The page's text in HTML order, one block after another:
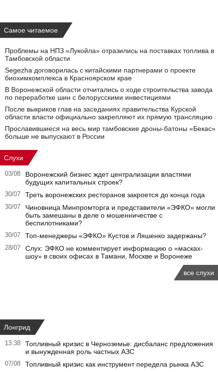
Самое читаемое
Проблемы на НПЗ «Лукойла» отразились на поставках топлива в
Тамбовской области
Segezha договорилась с китайскими партнерами о проекте
биохимкомплекса в Красноярском крае
В Воронежской области отчитались о ходе строительства завода
по переработке шин с белорусскими инвестициями
После выкриков глав на заседаниях правительства Курской
области власти официально закрепляют их прямую трансляцию
Прославившиеся на весь мир тамбовские дроны-батоны «Бекас»
больше не выпускают в России
Слухи
03/08
Воронежский бизнес ждет централизации властями
будущих капитальных строек?
30/07 Треть воронежских ресторанов закроется до конца года
30/07
Чиновница Минпромторга и представители «ЭФКО» могли
быть замешаны в деле о мошенничестве с
беспилотниками?
30/07 Топ-менеджеры «ЭФКО» Кустов и Ляшенко задержаны?
28/07
Слух: ЭФКО не комментирует информацию о «масках-
шоу» в своих офисах в Тамани, Москве и Воронеже
все слухи
Лонгрид
13:38
Топливный кризис в Черноземье: дисбаланс предложения
и вынужденная роль частных АЗС
07/08 Топливный кризис как инструмент передела рынка АЗС